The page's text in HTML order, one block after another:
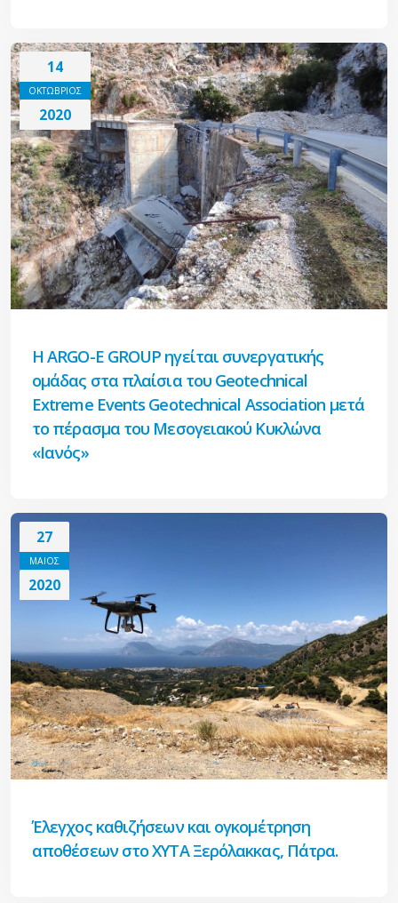
14
ΟΚΤΩΒΡΙΟΣ
2020
Η ARGO-E GROUP ηγείται συνεργατικής
ομάδας στα πλαίσια του Geotechnical
Extreme Events Geotechnical Association μετά
το πέρασμα του Μεσογειακού Κυκλώνα
«Ιανός»
27
ΜΑΙΟΣ
2020
Έλεγχος καθιζήσεων και ογκομέτρηση
αποθέσεων στο ΧΥΤΑ Ξερόλακκας, Πάτρα.